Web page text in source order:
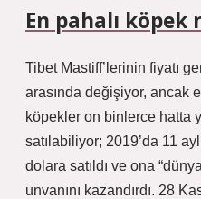
En pahalı köpek
Tibet Mastiff’lerinin fiyatı
arasında değişiyor, ancak
köpekler on binlerce hatta
satılabiliyor; 2019’da 11
dolara satıldı ve ona
unvanını kazandırdı. 28